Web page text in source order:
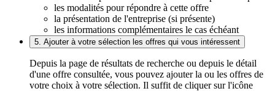
les modalités pour répondre à cette offre
la présentation de l'entreprise (si présente)
les informations complémentaires le cas échéant
5. Ajouter à votre sélection les offres qui vous intéressent
Depuis la page de résultats de recherche ou depuis le détail
d'une offre consultée, vous pouvez ajouter la ou les offres de
votre choix à votre sélection. Il suffit de cliquer sur l'icône